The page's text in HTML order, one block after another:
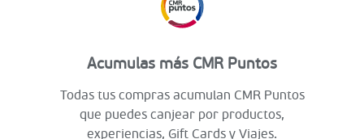
Acumulas más CMR Puntos
Todas tus compras acumulan CMR Puntos
que puedes canjear por productos,
experiencias, Gift Cards y Viajes.